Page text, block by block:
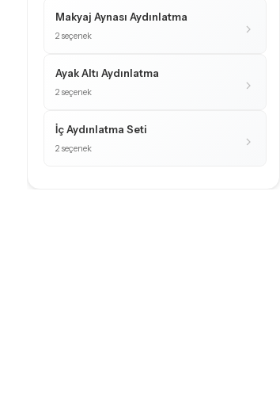
Makyaj Aynası Aydınlatma
2 seçenek
Ayak Altı Aydınlatma
2 seçenek
İç Aydınlatma Seti
2 seçenek